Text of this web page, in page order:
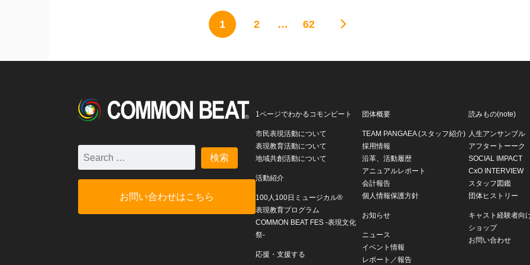
1 2 … 62
お問い合わせはこちら
1ページでわかるコモンビート
市民表現活動について
表現教育活動について
地域共創活動について
活動紹介
100人100日ミュージカル®
表現教育プログラム
COMMON BEAT FES -表現文化
祭-
応援・支援する
団体概要
TEAM PANGAEA (スタッフ紹介)
採用情報
沿革、活動履歴
アニュアルレポート
会計報告
個人情報保護方針
お知らせ
ニュース
イベント情報
レポート／報告
読みもの(note)
人生アンサンブル
アフタートーーク
SOCIAL IMPACT
CxO INTERVIEW
スタッフ図鑑
団体ヒストリー
キャスト経験者向
ショップ
お問い合わせ